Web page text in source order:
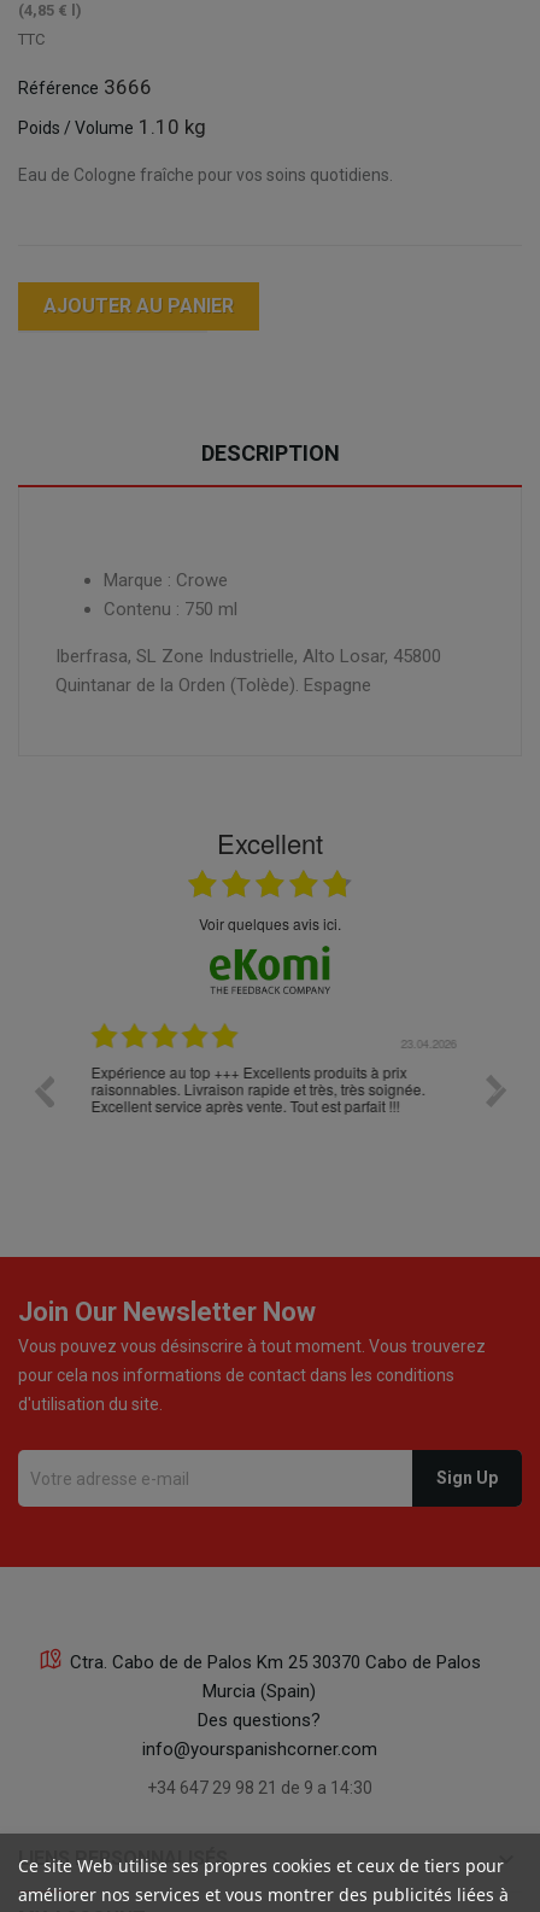
(4,85 € l)
TTC
Référence 3666
Poids / Volume 1.10 kg
Eau de Cologne fraîche pour vos soins quotidiens.
AJOUTER AU PANIER
DESCRIPTION
Marque : Crowe
Contenu : 750 ml
Iberfrasa, SL Zone Industrielle, Alto Losar, 45800
Quintanar de la Orden (Tolède). Espagne
Excellent
Voir quelques avis ici.
23.04.2026
Expérience au top +++ Excellents produits à prix
raisonnables. Livraison rapide et très, très soignée.
Excellent service après vente. Tout est parfait !!!
Join Our Newsletter Now
Vous pouvez vous désinscrire à tout moment. Vous trouverez
pour cela nos informations de contact dans les conditions
d'utilisation du site.
Ctra. Cabo de de Palos Km 25 30370 Cabo de Palos
Murcia (Spain)
Des questions?
info@yourspanishcorner.com
+34 647 29 98 21 de 9 a 14:30
LIENS PERSONNALISÉS keyboard_arrow_down
Ce site Web utilise ses propres cookies et ceux de tiers pour
améliorer nos services et vous montrer des publicités liées à